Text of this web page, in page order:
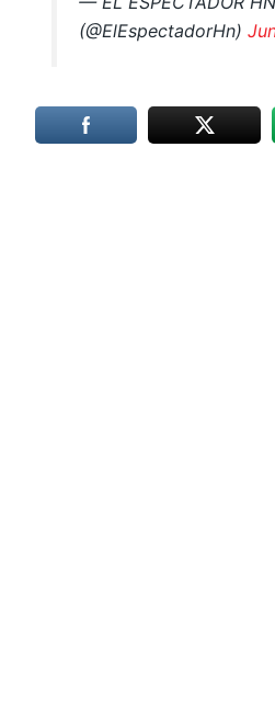
(@ElEspectadorHn)